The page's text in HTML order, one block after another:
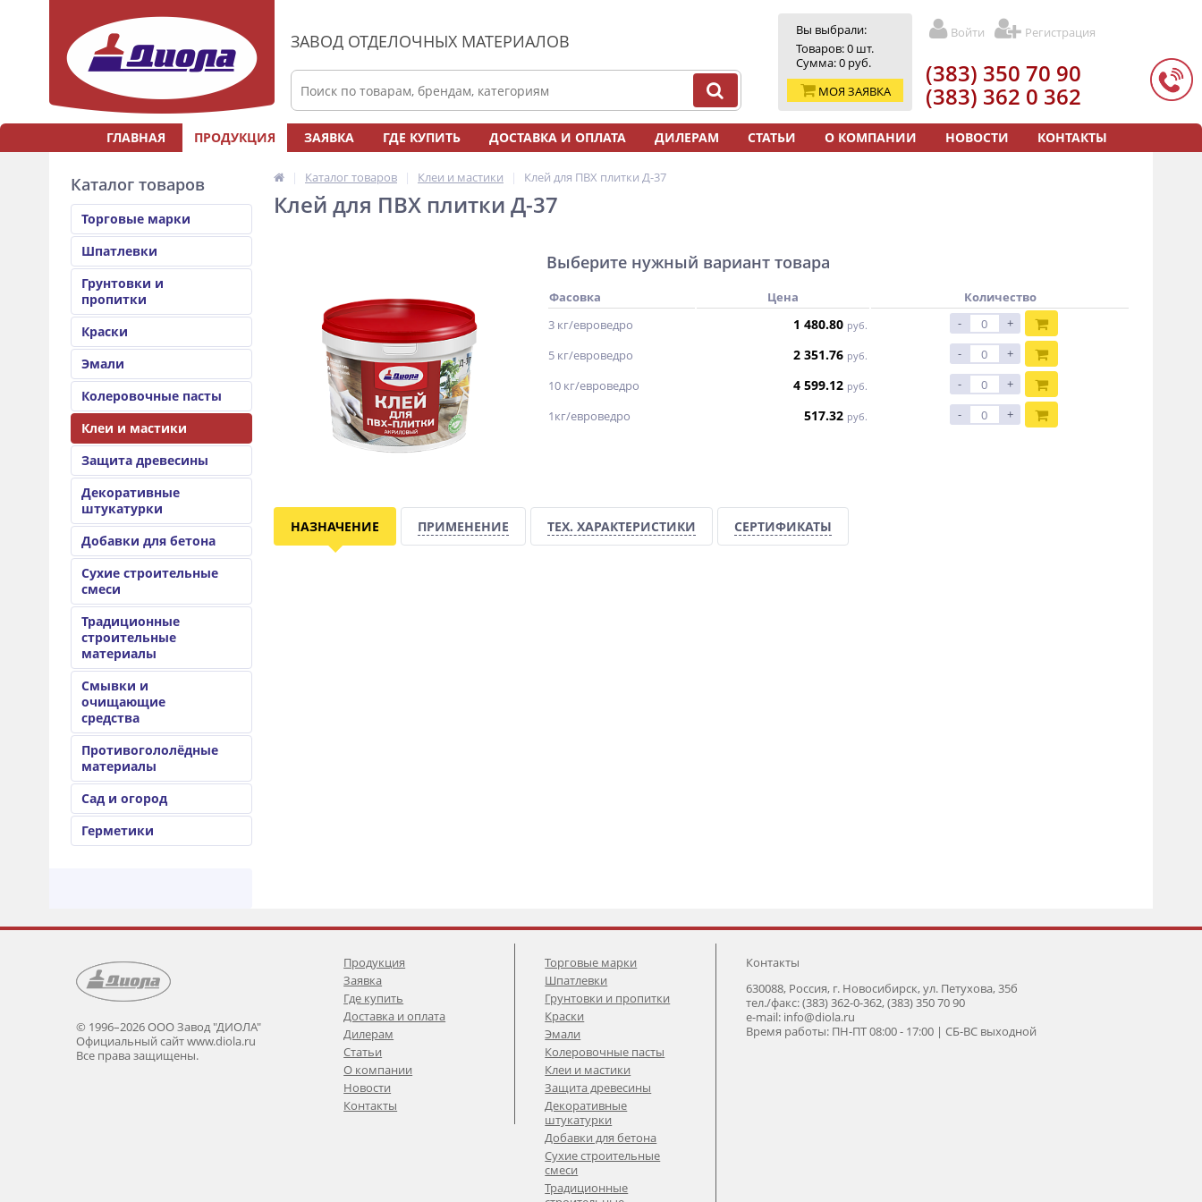
ЗАВОД ОТДЕЛОЧНЫХ МАТЕРИАЛОВ
Вы выбрали:
Товаров:0 шт.
Сумма:0 руб.
МОЯ ЗАЯВКА
Войти Регистрация
(383) 350 70 90
(383) 362 0 362
ГЛАВНАЯ ПРОДУКЦИЯ ЗАЯВКА ГДЕ КУПИТЬ ДОСТАВКА И ОПЛАТА ДИЛЕРАМ СТАТЬИ О КОМПАНИИ НОВОСТИ КОНТАКТЫ
Каталог товаров
Торговые марки
Шпатлевки
Грунтовки и
пропитки
Краски
Эмали
Колеровочные пасты
Клеи и мастики
Защита древесины
Декоративные
штукатурки
Добавки для бетона
Сухие строительные
смеси
Традиционные
строительные
материалы
Смывки и
очищающие
средства
Противогололёдные
материалы
Сад и огород
Герметики
Каталог товаров Клеи и мастики Клей для ПВХ плитки Д-37
Клей для ПВХ плитки Д-37
Выберите нужный вариант товара
Фасовка Цена
Количество
3 кг/евроведро
1 480.80 руб. -
+
5 кг/евроведро
2 351.76 руб. -
+
10 кг/евроведро
4 599.12 руб. -
+
1кг/евроведро
517.32 руб. - +
НАЗНАЧЕНИЕ ПРИМЕНЕНИЕ ТЕХ. ХАРАКТЕРИСТИКИ СЕРТИФИКАТЫ
© 1996–2026 ООО Завод "ДИОЛА"
Официальный сайт www.diola.ru
Все права защищены.
Продукция
Заявка
Где купить
Доставка и оплата
Дилерам
Статьи
О компании
Новости
Контакты
Торговые марки
Шпатлевки
Грунтовки и пропитки
Краски
Эмали
Колеровочные пасты
Клеи и мастики
Защита древесины
Декоративные
штукатурки
Добавки для бетона
Сухие строительные
смеси
Традиционные
Контакты
630088, Россия, г. Новосибирск, ул. Петухова, 35б
тел./факс: (383) 362-0-362, (383) 350 70 90
e-mail: info@diola.ru
Время работы: ПН-ПТ 08:00 - 17:00 | СБ-ВС выходной